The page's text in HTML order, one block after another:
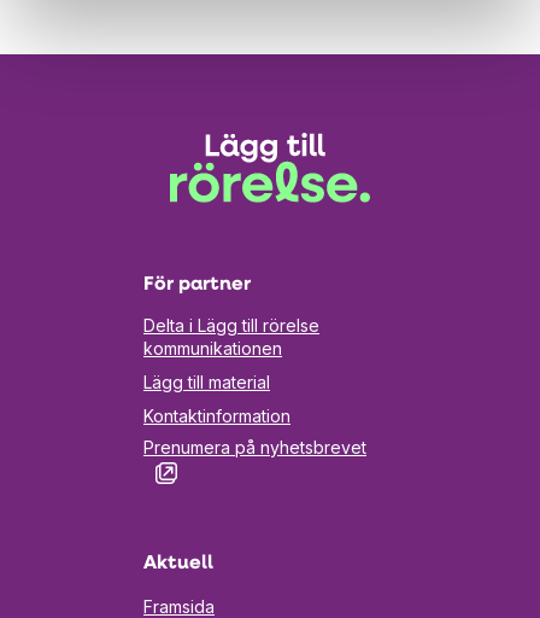
För partner
Delta i Lägg till rörelse
kommunikationen
Lägg till material
Kontaktinformation
Prenumera på nyhetsbrevet
Öppnas
flik
Aktuell
Framsida